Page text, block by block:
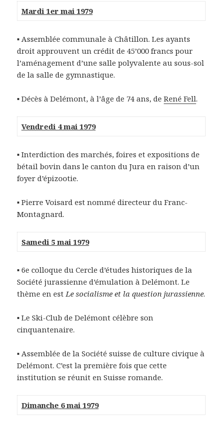
Mardi 1er mai 1979
▪ Assemblée communale à Châtillon. Les ayants
droit approuvent un crédit de 45’000 francs pour
l’aménagement d’une salle polyvalente au sous-sol
de la salle de gymnastique.
▪ Décès à Delémont, à l’âge de 74 ans, deRené Fell.
Vendredi 4 mai 1979
▪ Interdiction des marchés, foires et expositions de
bétail bovin dans le canton du Jura en raison d’un
foyer d’épizootie.
▪ Pierre Voisard est nommé directeur du Franc-
Montagnard.
Samedi 5 mai 1979
▪ 6e colloque du Cercle d’études historiques de la
Société jurassienne d’émulation à Delémont. Le
thème en estLe socialisme et la question jurassienne.
▪ Le Ski-Club de Delémont célèbre son
cinquantenaire.
▪ Assemblée de la Société suisse de culture civique à
Delémont. C’est la première fois que cette
institution se réunit en Suisse romande.
Dimanche 6 mai 1979